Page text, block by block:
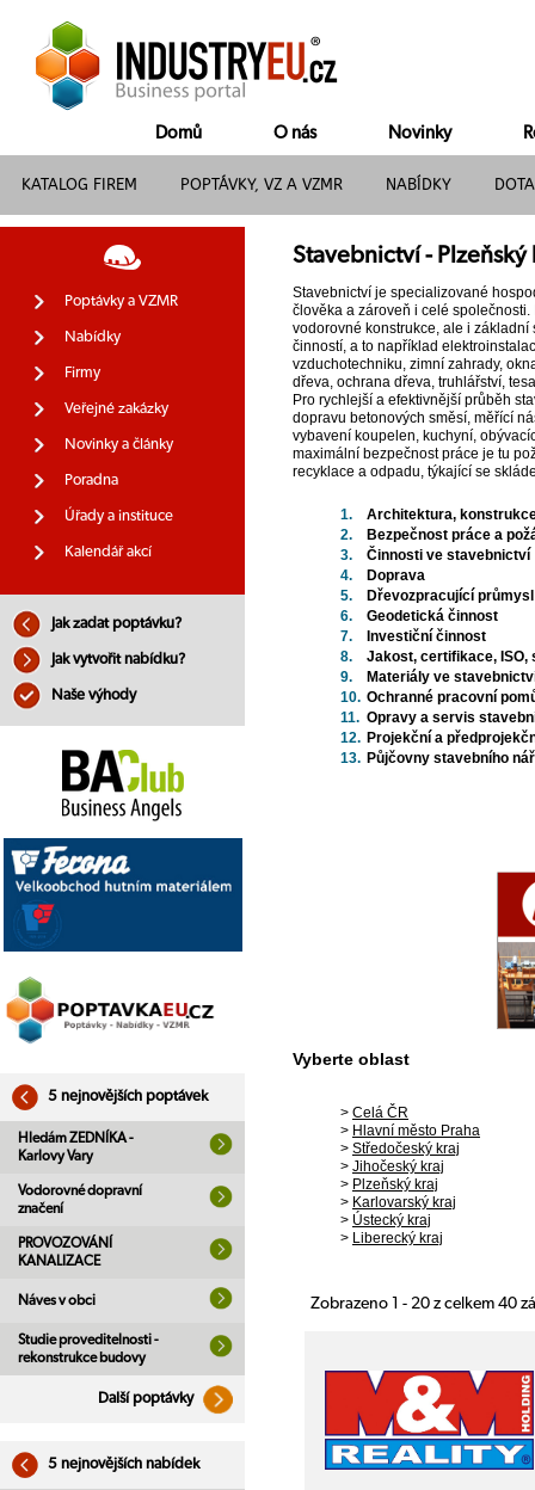
Domů O nás Novinky
KATALOG FIREM POPTÁVKY, VZ A VZMR NABÍDKY
Poptávky a VZMR
Nabídky
Firmy
Veřejné zakázky
Novinky a články
Poradna
Úřady a instituce
Kalendář akcí
Jak zadat poptávku?
Jak vytvořit nabídku?
Naše výhody
5 nejnovějších poptávek
Hledám ZEDNÍKA -
Karlovy Vary
Vodorovné dopravní
značení
PROVOZOVÁNÍ
KANALIZACE
Náves v obci
Studie proveditelnosti -
rekonstrukce budovy
Další poptávky
5 nejnovějších nabídek
Stavebnictví - Plzeňský
Stavebnictví je specializované
člověka a zároveň i celé
vodorovné konstrukce, ale i
činností, a to například
vzduchotechniku, zimní zahrady,
dřeva, ochrana dřeva, truhlářství,
Pro rychlejší a efektivnější průběh
dopravu betonových směsí, měřící
vybavení koupelen, kuchyní,
maximální bezpečnost práce je tu
recyklace a odpadu, týkající se
1.
Architektura,
2.
Bezpečnost práce a
3.
Činnosti ve stavebnictví
4.
Doprava
5.
Dřevozpracující
6.
Geodetická činnost
7.
Investiční činnost
8.
Jakost, certifikace, ISO,
9.
Materiály ve
10. Ochranné pracovní
11. Opravy a servis
12. Projekční a
13. Půjčovny stavebního
Vyberte oblast
> Celá ČR
> Hlavní město Praha
> Středočeský kraj
> Jihočeský kraj
> Plzeňský kraj
> Karlovarský kraj
> Ústecký kraj
> Liberecký kraj
Zobrazeno 1 - 20 z celkem 40